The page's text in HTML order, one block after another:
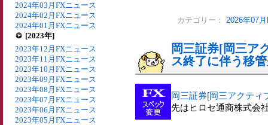
2024年03月FXニュース
2024年02月FXニュース
2024年01月FXニュース
[2023年]
2023年12月FXニュース
2023年11月FXニュース
2023年10月FXニュース
2023年09月FXニュース
2023年08月FXニュース
2023年07月FXニュース
2023年06月FXニュース
2023年05月FXニュース
カテゴリー： 2026年07
岡三証券[岡三ア
ス終了に伴う移
岡三証券[岡三アクティ
先はヒロセ通商株式会